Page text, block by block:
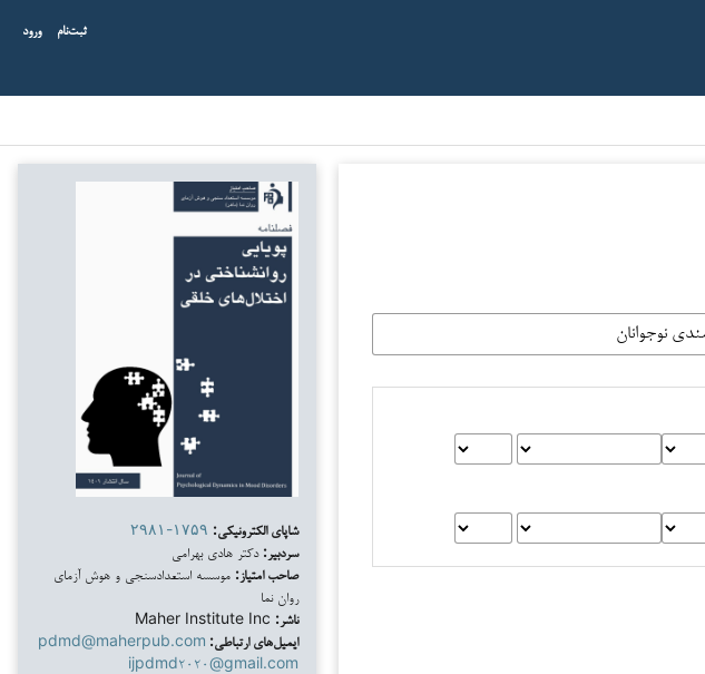
ثبت‌نام ورود
شاپای الکترونیکی: ۲۹۸۱-۱۷۵۹
سردبیر: دکتر هادی بهرامی
صاحب امتیاز: موسسه استعدادسنجی و هوش آزمای
روان نما
ناشر:
ایمیل‌های ارتباطی: pdmd@maherpub.com
ijpdmd۲۰۲۰@gmail.com